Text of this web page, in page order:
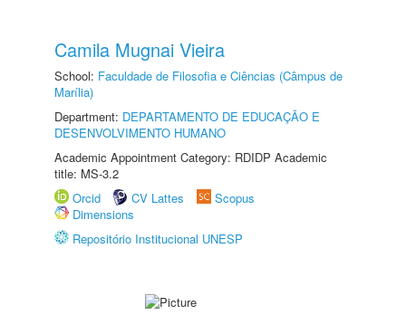
Camila Mugnai Vieira
School: Faculdade de Filosofia e Ciências (Câmpus de
Marília)
Department: DEPARTAMENTO DE EDUCAÇÃO E
DESENVOLVIMENTO HUMANO
Academic Appointment Category: RDIDP Academic
title: MS-3.2
Orcid
CV Lattes
Scopus
Dimensions
Repositório Institucional UNESP